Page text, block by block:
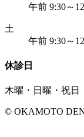
午前 9:30～
土
午前 9:30～
休診日
木曜・日曜・祝日
© OKAMOTO